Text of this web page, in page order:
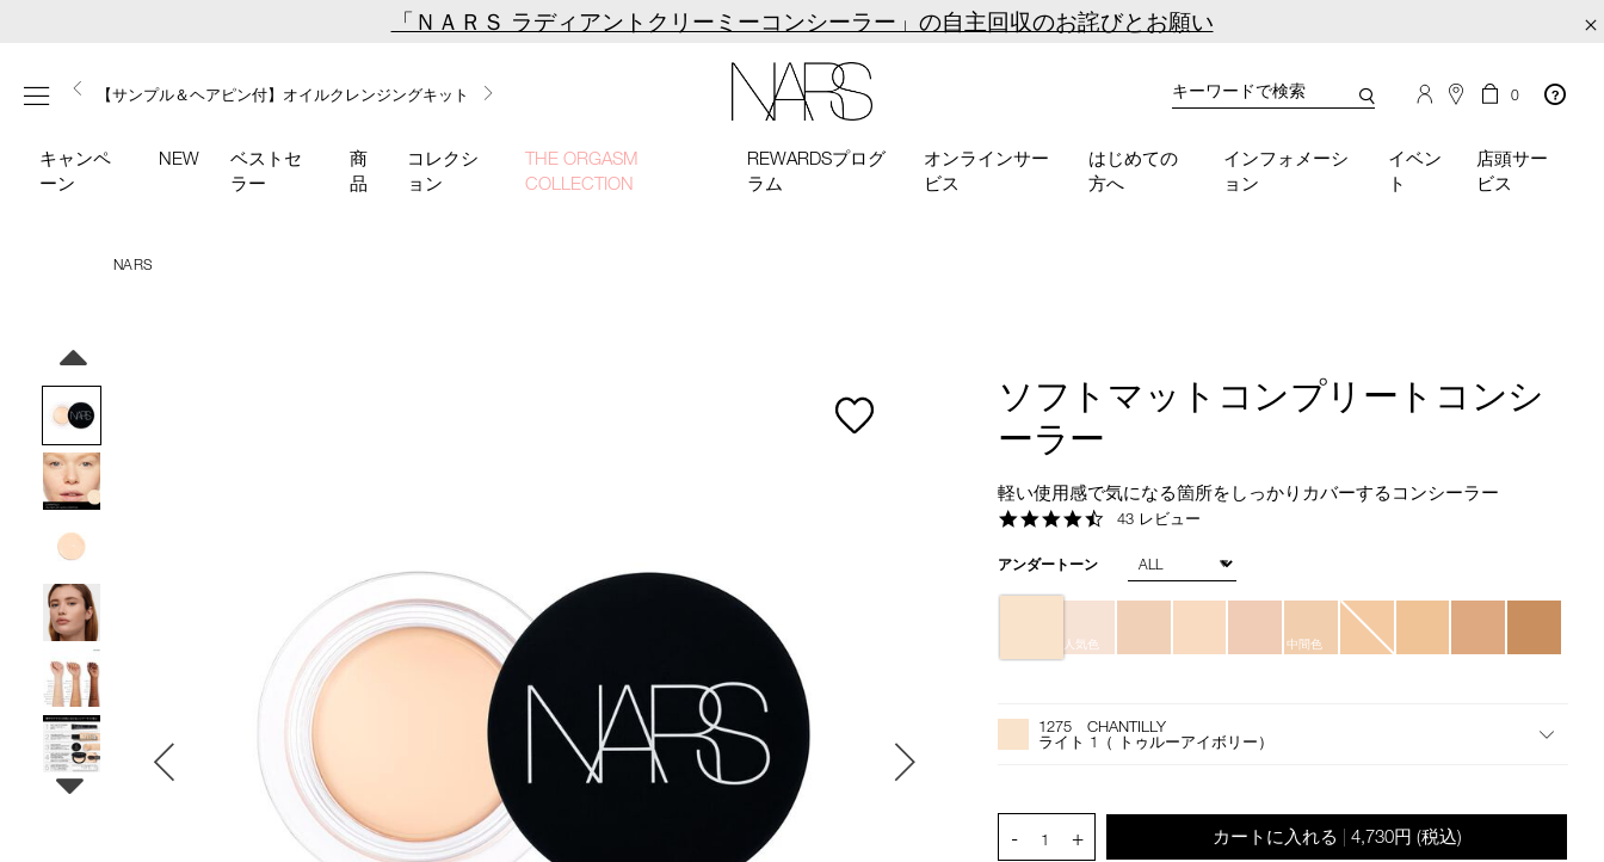
content
×
「ＮＡＲＳ ラディアントクリーミーコンシーラー」の自主回収のお詫びとお願い
メニュー
【ミニパフプレゼント】新リキッドブラッシュご購入でプ
レゼント
【はじめての購入はこちらから】新リキッドブラッシュス
ターターキット
【サンプル＆ヘアピン付】オイルクレンジングキット
【ギフトショッパープレゼント】カラーアイテムをあの人
へのプレゼントに
【ポーチ＆ブラッシュプレゼント】ORGASM CAMPAIGN
キャンペ
ーン
NEW
ベストセ
ラー
商
品
コレクシ
ョン
THE ORGASM
COLLECTION
REWARDSプログ
ラム
オンラインサー
ビス
はじめての
方へ
インフォメーシ
ョン
イベン
ト
店頭サー
ビス
カ
タ
検
use
on
your
to
access
suggestions
this
search
カ
の
商
品
0
NARS
complete-
concealer-
1275/4535683065795.html
4535683065795
ソフトマットコンプリートコンシ
ーラー
軽い使用感で気になる箇所をしっかりカバーするコンシーラー
4.7
rating
43 レビュー
バ
シ
アンダートーン
人気色 中間色
プ
を
カ
Actions1275 CHANTILLY
ライト 1（ トゥルーアイボリー）
- 1 + カートに入れる 4,730円 (税込)